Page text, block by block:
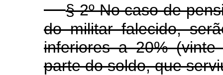
§ 2º No caso de
do militar falecido,
inferiores a 20%
parte do soldo, que